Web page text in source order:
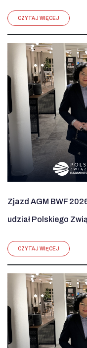
CZYTAJ WIĘCEJ
Zjazd AGM BWF
udział Polskiego
CZYTAJ WIĘCEJ